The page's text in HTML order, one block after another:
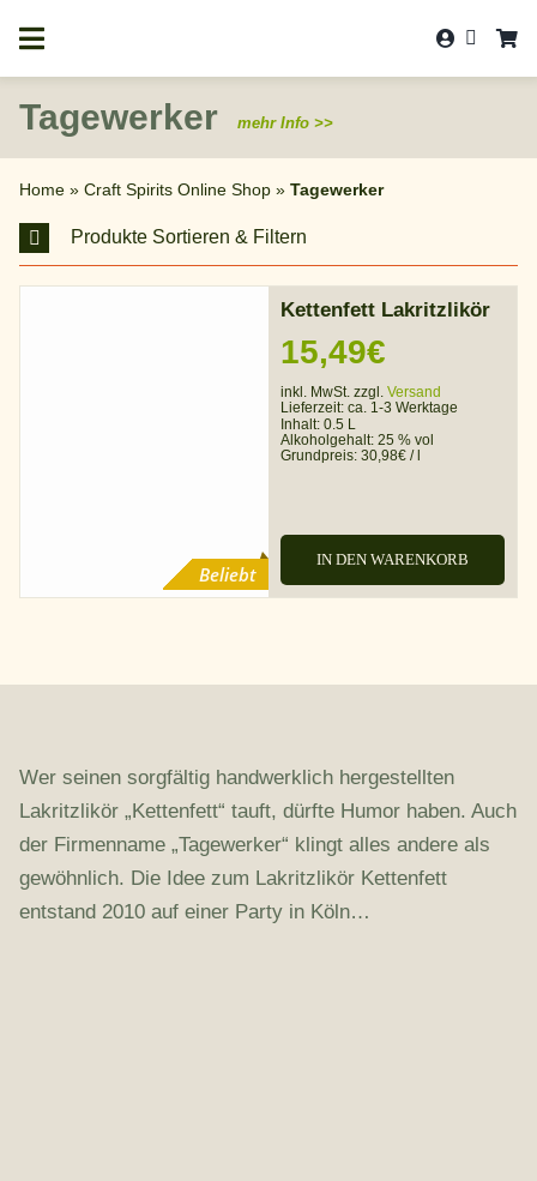
Inhalt
springen
Tagewerker mehr Info >>
Home» Craft Spirits Online Shop» Tagewerker
Produkte Sortieren & Filtern
Beliebt
Kettenfett Lakritzlikör
15,49€
inkl. MwSt. zzgl. Versand
Lieferzeit: ca. 1-3 Werktage
Inhalt: 0.5 L
Alkoholgehalt: 25 % vol
Grundpreis: 30,98€ /
IN DEN WARENKORB
Wer seinen sorgfältig handwerklich hergestellten
Lakritzlikör „Kettenfett“ tauft, dürfte Humor haben. Auch
der Firmenname „Tagewerker“ klingt alles andere als
gewöhnlich. Die Idee zum Lakritzlikör Kettenfett
entstand 2010 auf einer Party in Köln…